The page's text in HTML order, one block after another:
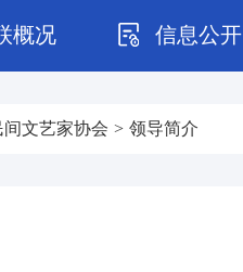
概况 信息公开
文艺家协会 > 领导简介